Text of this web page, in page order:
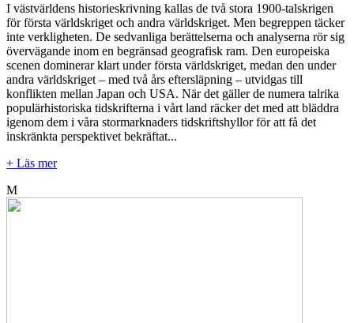
I västvärldens historieskrivning kallas de två stora 1900-talskrigen
för första världskriget och andra världskriget. Men begreppen täcker
inte verkligheten. De sedvanliga berättelserna och analyserna rör sig
övervägande inom en begränsad geografisk ram. Den europeiska
scenen dominerar klart under första världskriget, medan den under
andra världskriget – med två års eftersläpning – utvidgas till
konflikten mellan Japan och USA. När det gäller de numera talrika
populärhistoriska tidskrifterna i vårt land räcker det med att bläddra
igenom dem i våra stormarknaders tidskriftshyllor för att få det
inskränkta perspektivet bekräftat...
+ Läs mer
M